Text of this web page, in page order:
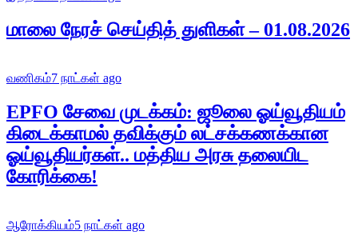
மாலை நேரச் செய்தித் துளிகள் – 01.08.2026
வணிகம்7 நாட்கள் ago
EPFO சேவை முடக்கம்: ஜூலை ஓய்வூதியம்
கிடைக்காமல் தவிக்கும் லட்சக்கணக்கான
ஓய்வூதியர்கள்.. மத்திய அரசு தலையிட
கோரிக்கை!
ஆரோக்கியம்5 நாட்கள் ago